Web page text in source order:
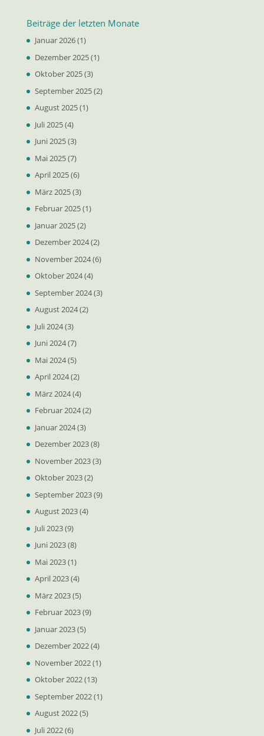
Beiträge der letzten Monate
Januar 2026(1)
Dezember 2025(1)
Oktober 2025(3)
September 2025(2)
August 2025(1)
Juli 2025(4)
Juni 2025(3)
Mai 2025(7)
April 2025(6)
März 2025(3)
Februar 2025(1)
Januar 2025(2)
Dezember 2024(2)
November 2024(6)
Oktober 2024(4)
September 2024(3)
August 2024(2)
Juli 2024(3)
Juni 2024(7)
Mai 2024(5)
April 2024(2)
März 2024(4)
Februar 2024(2)
Januar 2024(3)
Dezember 2023(8)
November 2023(3)
Oktober 2023(2)
September 2023(9)
August 2023(4)
Juli 2023(9)
Juni 2023(8)
Mai 2023(1)
April 2023(4)
März 2023(5)
Februar 2023(9)
Januar 2023(5)
Dezember 2022(4)
November 2022(1)
Oktober 2022(13)
September 2022(1)
August 2022(5)
Juli 2022(6)